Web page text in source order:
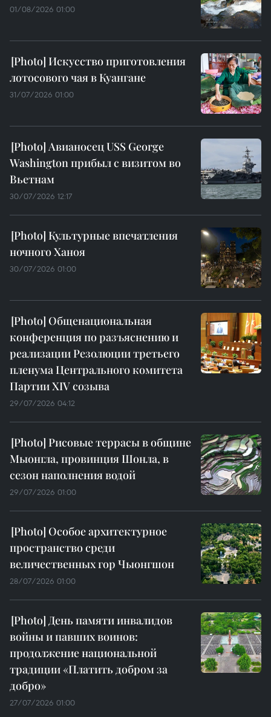
01/08/2026 01:00
Искусство приготовления
лотосового чая в Куангане
31/07/2026 01:00
Авианосец USS George
Washington прибыл с визитом во
Вьетнам
30/07/2026 12:17
Культурные впечатления
ночного Ханоя
30/07/2026 01:00
Общенациональная
конференция по разъяснению и
реализации Резолюции третьего
пленума Центрального комитета
Партии XIV созыва
29/07/2026 04:12
Рисовые террасы в общине
Мыонгла, провинция Шонла, в
сезон наполнения водой
29/07/2026 01:00
Особое архитектурное
пространство среди
величественных гор Чыонгшон
28/07/2026 01:00
День памяти инвалидов
войны и павших воинов:
продолжение национальной
традиции «Платить добром за
добро»
27/07/2026 01:00